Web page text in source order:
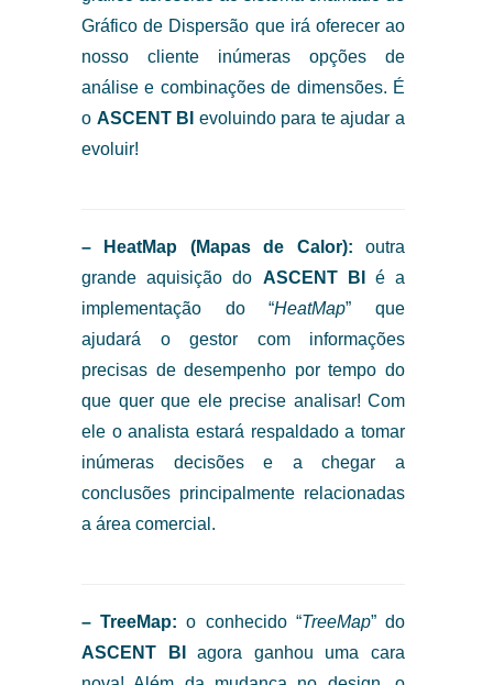
Gráfico de Dispersão que irá oferecer ao
nosso cliente inúmeras opções de
análise e combinações de dimensões. É
o ASCENT BI evoluindo para te ajudar a
evoluir!
– HeatMap (Mapas de Calor): outra
grande aquisição do ASCENT BI
é a
implementação do “HeatMap” que
ajudará o gestor com informações
precisas de desempenho por tempo do
que quer que ele precise analisar! Com
ele o analista estará respaldado a tomar
inúmeras decisões e a chegar a
conclusões principalmente relacionadas
a área comercial.
– TreeMap: o conhecido “TreeMap” do
ASCENT BI
agora ganhou uma cara